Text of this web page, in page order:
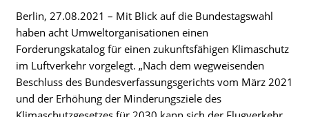
Berlin, 27.08.2021 – Mit Blick auf die Bundestagswahl
haben acht Umweltorganisationen einen
Forderungskatalog für einen zukunftsfähigen Klimaschutz
im Luftverkehr vorgelegt. „Nach dem wegweisenden
Beschluss des Bundesverfassungsgerichts vom März 2021
und der Erhöhung der Minderungsziele des